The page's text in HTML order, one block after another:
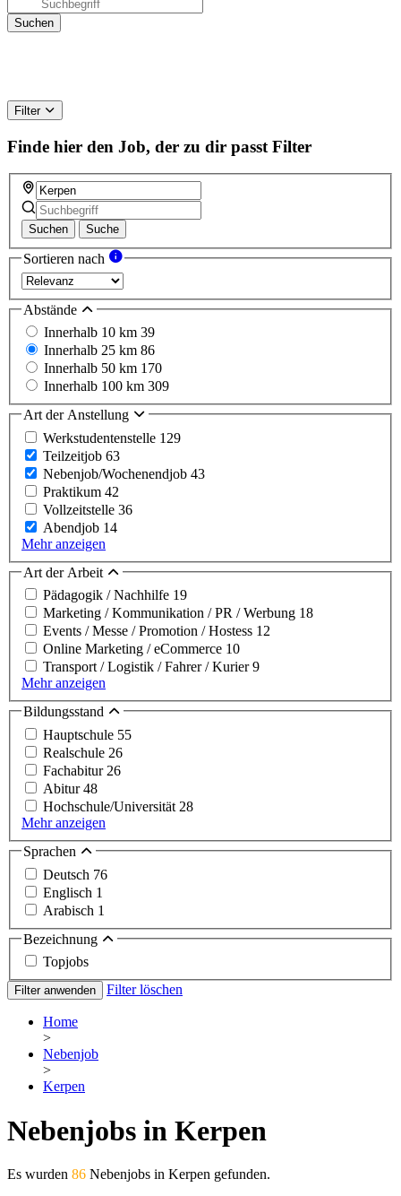
Filter
Finde hier den Job, der zu dir passt Filter
Suchen Suche
Sortieren nach
Abstände
Innerhalb 10 km 39
Innerhalb 25 km 86
Innerhalb 50 km 170
Innerhalb 100 km 309
Art der Anstellung
Werkstudentenstelle 129
Teilzeitjob 63
Nebenjob/Wochenendjob 43
Praktikum 42
Vollzeitstelle 36
Abendjob 14
Mehr anzeigen
Art der Arbeit
Pädagogik / Nachhilfe 19
Marketing / Kommunikation / PR / Werbung 18
Events / Messe / Promotion / Hostess 12
Online Marketing / eCommerce 10
Transport / Logistik / Fahrer / Kurier9
Mehr anzeigen
Bildungsstand
Hauptschule 55
Realschule 26
Fachabitur 26
Abitur48
Hochschule/Universität 28
Mehr anzeigen
Sprachen
Deutsch 76
Englisch 1
Arabisch 1
Bezeichnung
Topjobs
Filter anwenden Filter löschen
Home
>
Nebenjob
>
Kerpen
Nebenjobs in Kerpen
Es wurden 86 Nebenjobs in Kerpen gefunden.